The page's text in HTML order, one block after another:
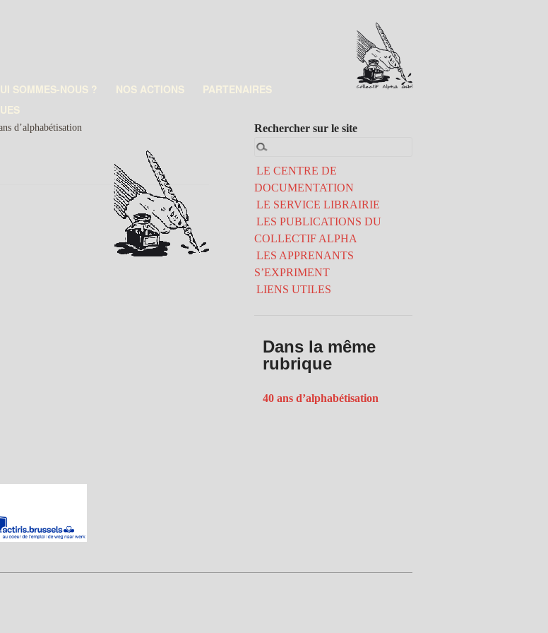
SOMMES-NOUS ? NOS ACTIONS
PARTENAIRES
d’alphabétisation
LE CENTRE DE
DOCUMENTATION
LE SERVICE LIBRAIRIE
LES PUBLICATIONS DU
COLLECTIF ALPHA
LES APPRENANTS
S’EXPRIMENT
LIENS UTILES
Rechercher sur le site
Dans la même
rubrique
40 ans d’alphabétisation